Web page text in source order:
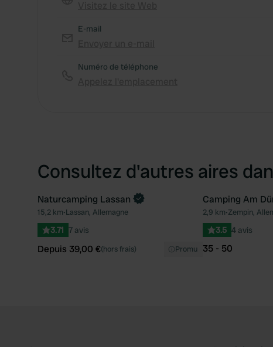
E-mail
Numéro de téléphone
Consultez d'autres aires
Préféré
Reserve maintenant
Naturcamping Lassan
15,2 km•Lassan, Allemagne
3.71 7 avis
Depuis 39,00 €(hors frais) Promu
Camping Am
2,9 km•Zempin,
3.5 4 avis
35 - 50